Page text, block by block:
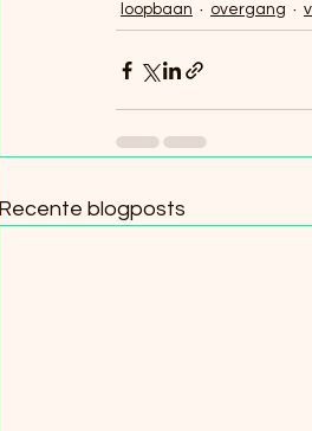
loopbaan overgang
Recente blogposts